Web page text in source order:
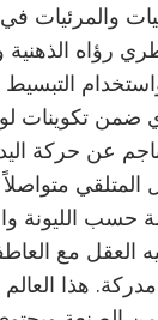
والمرئيات في
رؤاه الذهنية
ضمن تكوينات
عن حركة
متواصلاً
حسب الليونة
العقل مع
هذا العالم